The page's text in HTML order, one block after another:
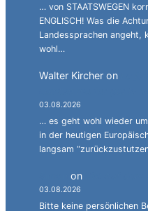
… von STAATSWEGEN
ENGLISCH! Was die
Landessprachen angeht,
wohl…
Walter Kircher on
03.08.2026
… es geht wohl wieder
in der heutigen
langsam
on
03.08.2026
Bitte keine persönlichen